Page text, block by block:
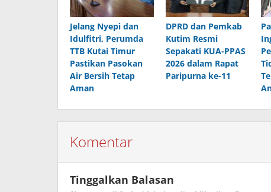
Jelang Nyepi dan
Idulfitri, Perumda
TTB Kutai Timur
Pastikan Pasokan
Air Bersih Tetap
Aman
DPRD dan Pemkab
Kutim Resmi
Sepakati KUA-PPAS
2026 dalam Rapat
Paripurna ke-11
Komentar
Tinggalkan Balasan